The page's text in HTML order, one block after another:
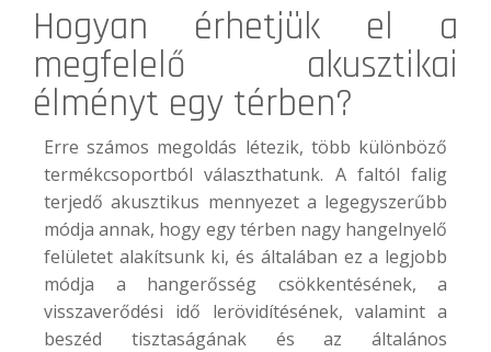
Hogyan érhetjük el a
megfelelő akusztikai
élményt egy térben?
Erre számos megoldás létezik, több különböző
termékcsoportból választhatunk. A faltól falig
terjedő akusztikus mennyezet a legegyszerűbb
módja annak, hogy egy térben nagy hangelnyelő
felületet alakítsunk ki, és általában ez a legjobb
módja a hangerősség csökkentésének, a
visszaverődési idő lerövidítésének, valamint a
beszéd tisztaságának és az általános